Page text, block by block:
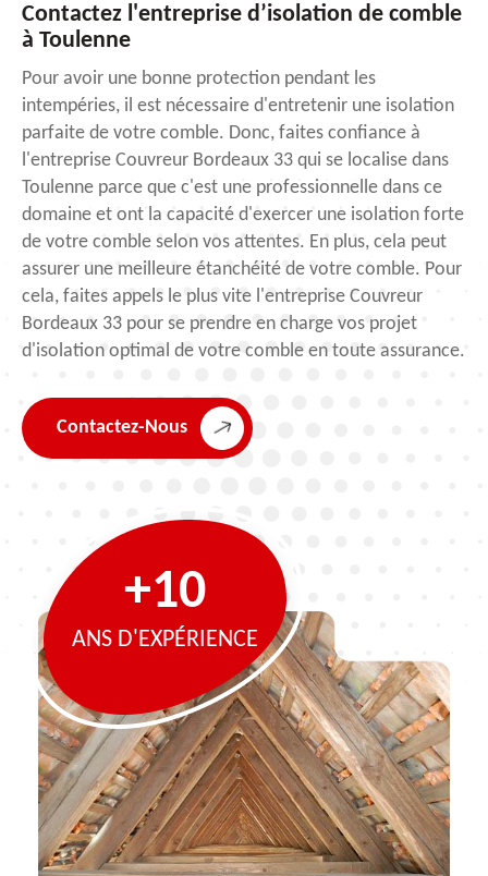
Contactez l'entreprise d’isolation de comble
à Toulenne
Pour avoir une bonne protection pendant les
intempéries, il est nécessaire d'entretenir une isolation
parfaite de votre comble. Donc, faites confiance à
l'entreprise Couvreur Bordeaux 33 qui se localise dans
Toulenne parce que c'est une professionnelle dans ce
domaine et ont la capacité d'exercer une isolation forte
de votre comble selon vos attentes. En plus, cela peut
assurer une meilleure étanchéité de votre comble. Pour
cela, faites appels le plus vite l'entreprise Couvreur
Bordeaux 33 pour se prendre en charge vos projet
d'isolation optimal de votre comble en toute assurance.
Contactez-Nous
+10
ANS D'EXPÉRIENCE